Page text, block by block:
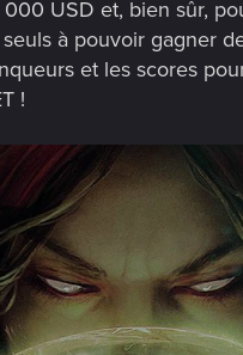
USD et, bien sûr,
à pouvoir gagner
et les scores
!